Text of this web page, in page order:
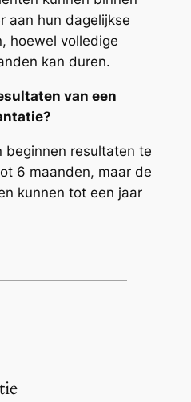
aan hun dagelijkse
hoewel volledige
kan duren.
van een
beginnen resultaten te
6 maanden, maar de
kunnen tot een jaar